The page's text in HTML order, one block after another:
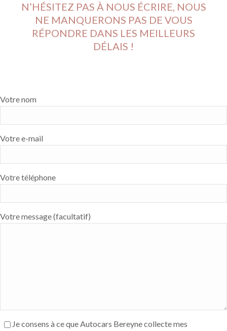
N’HÉSITEZ PAS À NOUS ÉCRIRE, NOUS
NE MANQUERONS PAS DE VOUS
RÉPONDRE DANS LES MEILLEURS
DÉLAIS !
Votre nom
Votre e-mail
Votre téléphone
Votre message (facultatif)
Je consens à ce que Autocars Bereyne collecte mes